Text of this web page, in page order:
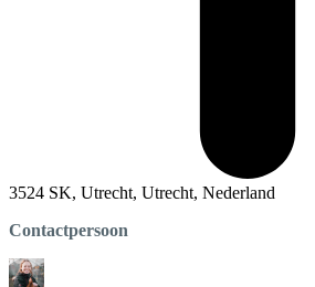
3524 SK, Utrecht, Utrecht, Nederland
Contactpersoon